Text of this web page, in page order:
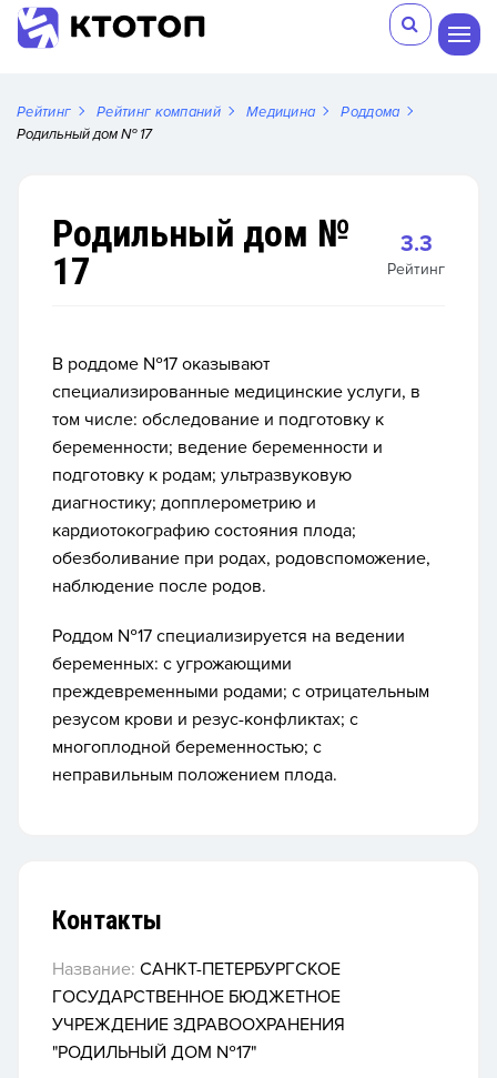
Рейтинг Рейтинг компаний Медицина
Роддома
Родильный дом № 17
Родильный дом №
17
3.3
Рейтинг
В роддоме №17 оказывают
специализированные медицинские услуги, в
том числе: обследование и подготовку к
беременности; ведение беременности и
подготовку к родам; ультразвуковую
диагностику; допплерометрию и
кардиотокографию состояния плода;
обезболивание при родах, родовспоможение,
наблюдение после родов.
Роддом №17 специализируется на ведении
беременных: с угрожающими
преждевременными родами; с отрицательным
резусом крови и резус-конфликтах; с
многоплодной беременностью; с
неправильным положением плода.
Контакты
Название: САНКТ-ПЕТЕРБУРГСКОЕ
ГОСУДАРСТВЕННОЕ БЮДЖЕТНОЕ
УЧРЕЖДЕНИЕ ЗДРАВООХРАНЕНИЯ
"РОДИЛЬНЫЙ ДОМ №17"